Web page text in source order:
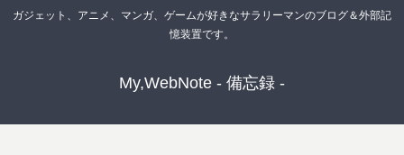
ガジェット、アニメ、マンガ、ゲームが好きなサラリーマンのブログ＆外部記
憶装置です。
My,WebNote - 備忘録 -